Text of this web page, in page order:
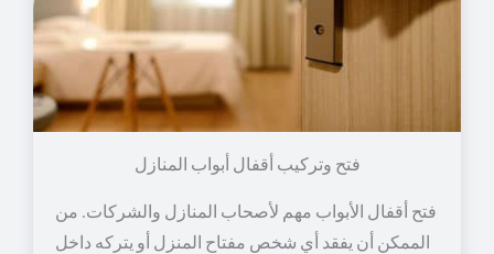
فتح وتركيب أقفال أبواب المنازل
فتح أقفال الأبواب مهم لأصحاب المنازل والشركات. من
الممكن أن يفقد أي شخص مفتاح المنزل أو يتركه داخل